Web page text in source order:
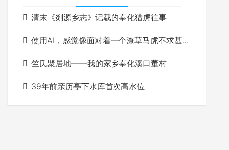
清末《剡源乡志》记载的奉化猎虎往事
使用AI，感觉像面对着一个潦草马虎不求甚解的学生
竺氏聚居地——我的家乡奉化溪口董村
39年前亲历亭下水库首次高水位